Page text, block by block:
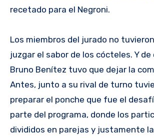
recetado para el Negroni.
Los miembros del jurado no
juzgar el sabor de los cócteles. Y de
Bruno Benítez tuvo que dejar la
Antes, junto a su rival de turno
preparar el ponche que fue el
parte del programa, donde los
divididos en parejas y justamente